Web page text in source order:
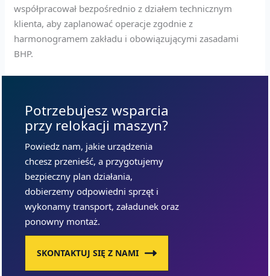
współpracował bezpośrednio z działem technicznym
klienta, aby zaplanować operacje zgodnie z
harmonogramem zakładu i obowiązującymi zasadami
BHP.
Potrzebujesz wsparcia
przy relokacji maszyn?
Powiedz nam, jakie urządzenia
chcesz przenieść, a przygotujemy
bezpieczny plan działania,
dobierzemy odpowiedni sprzęt i
wykonamy transport, załadunek oraz
ponowny montaż.
SKONTAKTUJ SIĘ Z NAMI